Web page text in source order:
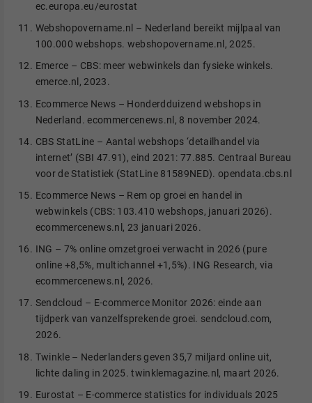
ec.europa.eu/eurostat
Webshopovername.nl – Nederland bereikt mijlpaal van
100.000 webshops. webshopovername.nl, 2025.
Emerce – CBS: meer webwinkels dan fysieke winkels.
emerce.nl, 2023.
Ecommerce News – Honderdduizend webshops in
Nederland. ecommercenews.nl, 8 november 2024.
CBS StatLine – Aantal webshops ‘detailhandel via
internet’ (SBI 47.91), eind 2021: 77.885. Centraal Bureau
voor de Statistiek (StatLine 81589NED). opendata.cbs.nl
Ecommerce News – Rem op groei en handel in
webwinkels (CBS: 103.410 webshops, januari 2026).
ecommercenews.nl, 23 januari 2026.
ING – 7% online omzetgroei verwacht in 2026 (pure
online +8,5%, multichannel +1,5%). ING Research, via
ecommercenews.nl, 2026.
Sendcloud – E-commerce Monitor 2026: einde aan
tijdperk van vanzelfsprekende groei. sendcloud.com,
2026.
Twinkle – Nederlanders geven 35,7 miljard online uit,
lichte daling in 2025. twinklemagazine.nl, maart 2026.
Eurostat – E-commerce statistics for individuals 2025